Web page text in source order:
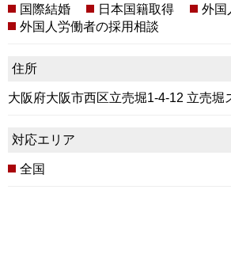
国際結婚
日本国籍取得
外国
外国人労働者の採用相談
住所
大阪府大阪市西区立売堀1-4-12 立売堀
対応エリア
全国